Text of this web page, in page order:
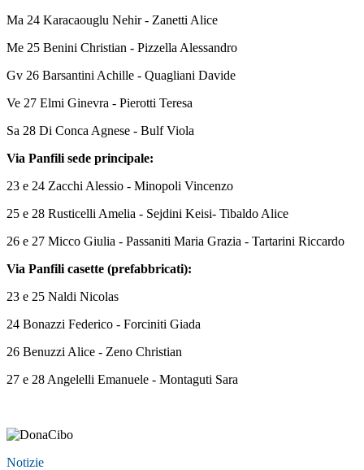
Ma 24 Karacaouglu Nehir - Zanetti Alice
Me 25 Benini Christian - Pizzella Alessandro
Gv 26 Barsantini Achille - Quagliani Davide
Ve 27 Elmi Ginevra - Pierotti Teresa
Sa 28 Di Conca Agnese - Bulf Viola
Via Panfili sede principale:
23 e 24 Zacchi Alessio - Minopoli Vincenzo
25 e 28 Rusticelli Amelia - Sejdini Keisi- Tibaldo Alice
26 e 27 Micco Giulia - Passaniti Maria Grazia - Tartarini Riccardo
Via Panfili casette (prefabbricati):
23 e 25 Naldi Nicolas
24 Bonazzi Federico - Forciniti Giada
26 Benuzzi Alice - Zeno Christian
27 e 28 Angelelli Emanuele - Montaguti Sara
Notizie